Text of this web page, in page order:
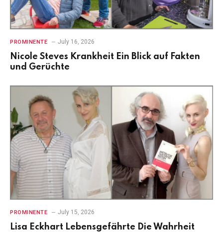
PROMINENTE July 16, 2026
Nicole Steves Krankheit Ein Blick auf Fakten
und Gerüchte
PROMINENTE July 15, 2026
Lisa Eckhart Lebensgefährte Die Wahrheit